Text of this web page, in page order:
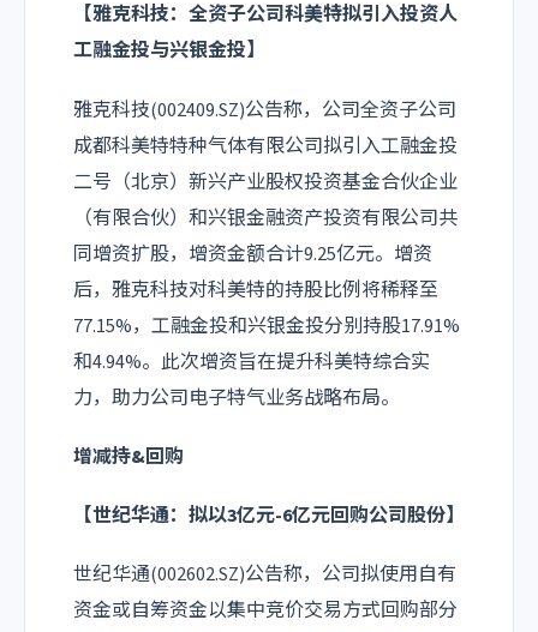
【雅克科技：全资子公司科美特拟引入投资人
工融金投与兴银金投】
雅克科技(002409.SZ)公告称，公司全资子公司
成都科美特特种气体有限公司拟引入工融金投
二号（北京）新兴产业股权投资基金合伙企业
（有限合伙）和兴银金融资产投资有限公司共
同增资扩股，增资金额合计9.25亿元。增资
后，雅克科技对科美特的持股比例将稀释至
77.15%，工融金投和兴银金投分别持股17.91%
和4.94%。此次增资旨在提升科美特综合实
力，助力公司电子特气业务战略布局。
增减持&回购
【世纪华通：拟以3亿元-6亿元回购公司股份】
世纪华通(002602.SZ)公告称，公司拟使用自有
资金或自筹资金以集中竞价交易方式回购部分